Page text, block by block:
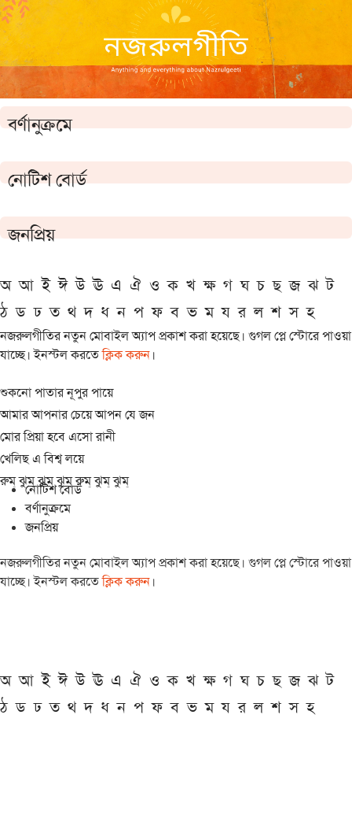
বর্ণানুক্রমে
নোটিশ বোর্ড
জনপ্রিয়
অ আ ই ঈ উ ঊ এ ঐ ও ক খ ক্ষ গ ঘ চ ছ জ ঝ ট
ঠ ড ঢ ত থ দ ধ ন প ফ ব ভ ম য র ল শ স হ
নজরুলগীতির নতুন মোবাইল অ্যাপ প্রকাশ করা হয়েছে। গুগল প্লে স্টোরে পাওয়া
যাচ্ছে। ইনস্টল করতেক্লিক করুন।
শুকনো পাতার নূপুর পায়ে
আমার আপনার চেয়ে আপন যে জন
মোর প্রিয়া হবে এসো রানী
খেলিছ এ বিশ্ব লয়ে
রুম্ ঝুম্ ঝুম্ ঝুম্ রুম্ ঝুম্ ঝুম্
নোটিশ বোর্ড
বর্ণানুক্রমে
জনপ্রিয়
নজরুলগীতির নতুন মোবাইল অ্যাপ প্রকাশ করা হয়েছে। গুগল প্লে স্টোরে পাওয়া
যাচ্ছে। ইনস্টল করতেক্লিক করুন।
অ আ ই ঈ উ ঊ এ ঐ ও ক খ ক্ষ গ ঘ চ ছ জ ঝ ট
ঠ ড ঢ ত থ দ ধ ন প ফ ব ভ ম য র ল শ স হ